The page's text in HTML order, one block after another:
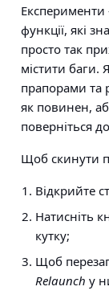
Експерименти
функції, які
просто так
містити баги.
прапорами та
як повинен,
поверніться
Щоб скинути
Відкрийте
Натисніть
кутку;
Щоб
Relaunch у